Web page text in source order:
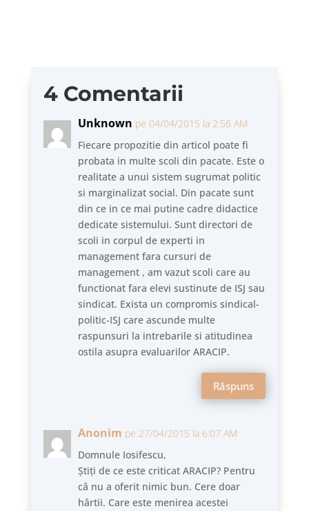
4 Comentarii
Unknown pe 04/04/2015 la 2:56 AM
Fiecare propozitie din articol poate fi
probata in multe scoli din pacate. Este o
realitate a unui sistem sugrumat politic
si marginalizat social. Din pacate sunt
din ce in ce mai putine cadre didactice
dedicate sistemului. Sunt directori de
scoli in corpul de experti in
management fara cursuri de
management , am vazut scoli care au
functionat fara elevi sustinute de ISJ sau
sindicat. Exista un compromis sindical-
politic-ISJ care ascunde multe
raspunsuri la intrebarile si atitudinea
ostila asupra evaluarilor ARACIP.
Răspuns
Anonim pe 27/04/2015 la 6:07 AM
Domnule Iosifescu,
Știți de ce este criticat ARACIP? Pentru
că nu a oferit nimic bun. Cere doar
hârtii. Care este menirea acestei